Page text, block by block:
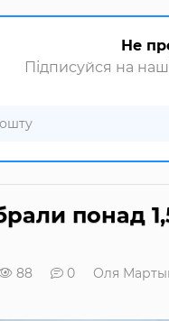
Не
Підписуйся на
понад
88 0 Оля